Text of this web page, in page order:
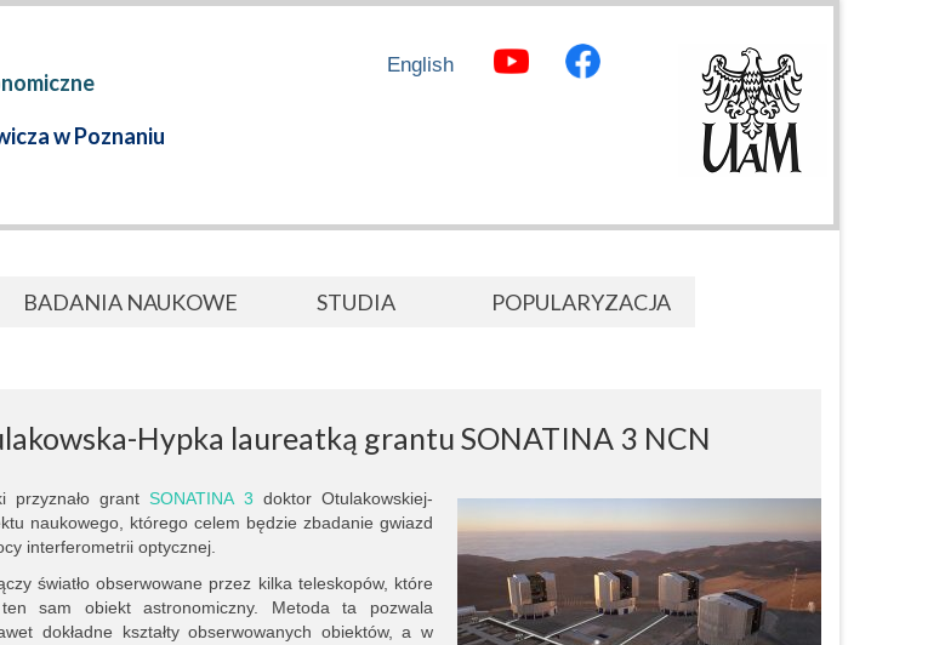
w Poznaniu
English
BADANIA NAUKOWE STUDIA POPULARYZACJA
Hypka laureatką grantu SONATINA 3 NCN
przyznało grantSONATINA 3 doktor Otulakowskiej-
naukowego, którego celem będzie zbadanie gwiazd
interferometrii optycznej.
światło obserwowane przez kilka teleskopów, które
ten sam obiekt astronomiczny. Metoda ta pozwala
dokładne kształty obserwowanych obiektów, a w